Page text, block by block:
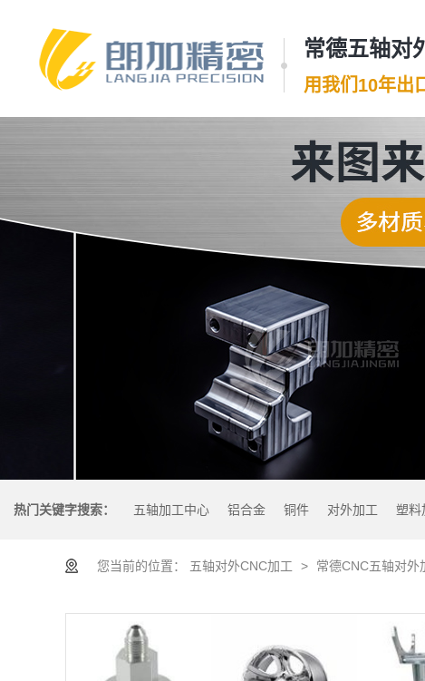
常德五轴对
用我们10年出
热门关键字搜索： 五轴加工中心 铝合金 铜件 对外加工 塑料
您当前的位置： 五轴对外CNC加工 > 常德CNC五轴对外